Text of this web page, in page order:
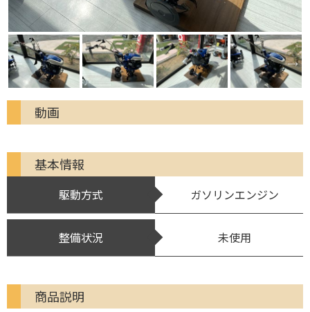
動画
基本情報
駆動方式 ガソリンエンジン
整備状況 未使用
商品説明